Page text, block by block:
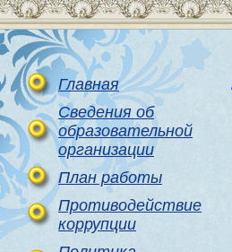
Главная
Сведения об
образовательной
организации
План работы
Противодействие
коррупции